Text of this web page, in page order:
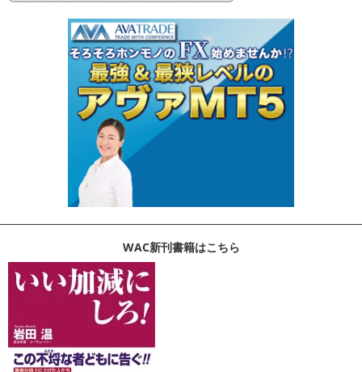
WAC新刊書籍はこちら